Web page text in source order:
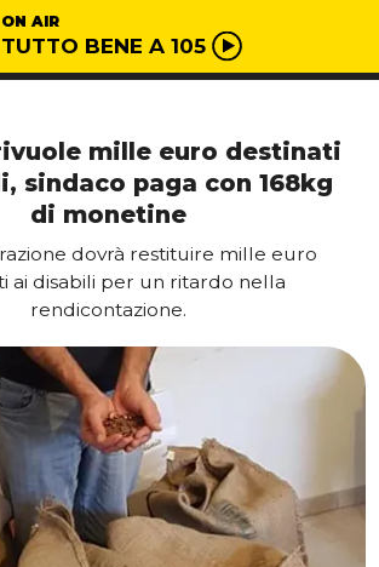
ON AIR
TUTTO BENE A 105
mille euro destinati
sindaco paga con 168kg
di monetine
dovrà restituire mille euro
ai disabili per un ritardo nella
rendicontazione.